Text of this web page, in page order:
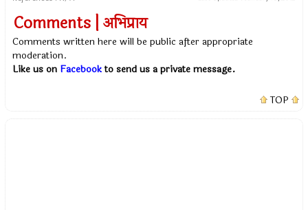
Comments | अभिप्राय
Comments written here will be public after appropriate
moderation.
Like us on Facebookto send us a private message.
TOP